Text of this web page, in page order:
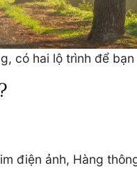
có hai lộ trình để
điện ảnh, Hàng